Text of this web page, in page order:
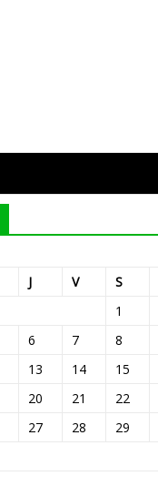
J V S
1
6 7 8
13 14 15
20 21 22
27 28 29